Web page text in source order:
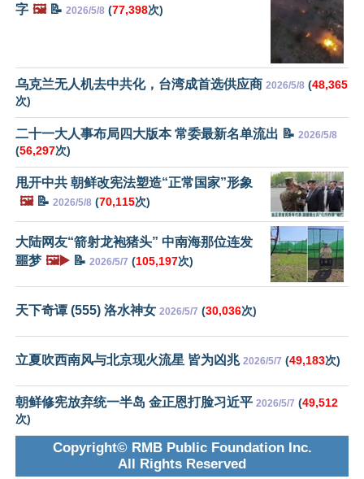
字 🖼️📝 2026/5/8 (77,398次)
乌克兰无人机去中共化，台湾成首选供应商 2026/5/8 (48,365
次)
二十一大人事布局四大版本 常委最新名单流出 📝 2026/5/8
(56,297次)
甩开中共 朝鲜改宪法塑造“正常国家”形象
🖼️📝 2026/5/8 (70,115次)
大陆网友“箭射龙袍猪头” 中南海那位连发
噩梦 🖼️▶️ 📝 2026/5/7 (105,197次)
天下奇谭 (555) 洛水神女 2026/5/7 (30,036次)
立夏吹西南风与北京现火流星 皆为凶兆 2026/5/7 (49,183次)
朝鲜修宪放弃统一半岛 金正恩打脸习近平 2026/5/7 (49,512
次)
Copyright© RMB Public Foundation Inc.
All Rights Reserved